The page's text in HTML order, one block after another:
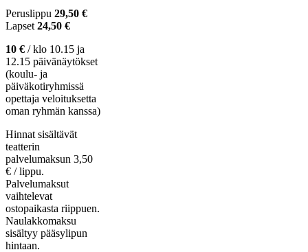
Peruslippu 29,50 €
Lapset 24,50 €
10 € / klo 10.15 ja
12.15 päivänäytökset
(koulu- ja
päiväkotiryhmissä
opettaja veloituksetta
oman ryhmän kanssa)
Hinnat sisältävät
teatterin
palvelumaksun 3,50
€ / lippu.
Palvelumaksut
vaihtelevat
ostopaikasta riippuen.
Naulakkomaksu
sisältyy pääsylipun
hintaan.